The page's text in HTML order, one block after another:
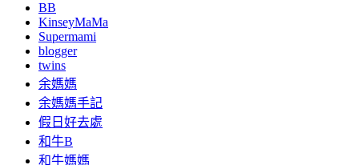
BB
KinseyMaMa
Supermami
blogger
twins
余媽媽
余媽媽手記
假日好去處
和牛B
和牛媽媽